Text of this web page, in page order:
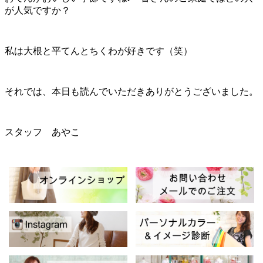
が人気ですか？
私は大根と平てんとちくわが好きです（笑）
それでは、本日も読んでいただきありがとうございました。
スタッフ あやこ